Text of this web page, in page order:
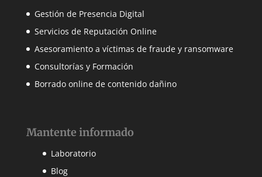
Gestión de Presencia Digital
Servicios de Reputación Online
Asesoramiento a víctimas de fraude y ransomware
Consultorías y Formación
Borrado online de contenido dañino
Mantente informado
Laboratorio
Blog